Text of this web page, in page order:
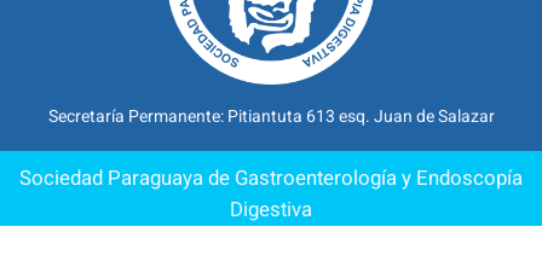
Secretaría Permanente: Pitiantuta 613 esq. Juan de Salazar
Sociedad Paraguaya de Gastroenterología y Endoscopía
Digestiva